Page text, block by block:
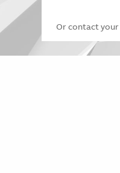
Or contact your